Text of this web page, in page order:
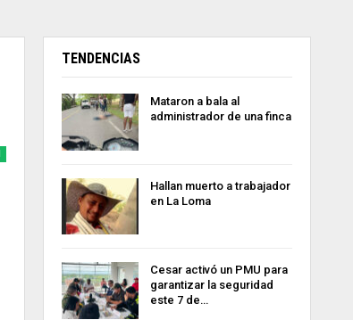
TENDENCIAS
Mataron a bala al
administrador de una finca
Hallan muerto a trabajador
en La Loma
Cesar activó un PMU para
garantizar la seguridad
este 7 de…